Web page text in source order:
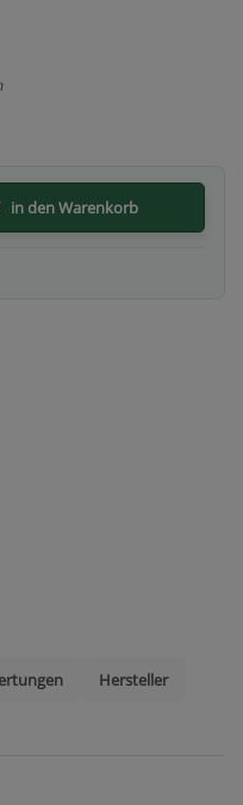
in den Warenkorb
Hersteller